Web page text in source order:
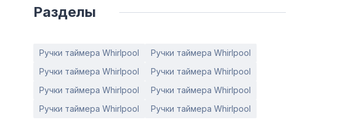
Разделы
Ручки таймера Whirlpool
Ручки таймера Whirlpool
Ручки таймера Whirlpool
Ручки таймера Whirlpool
Ручки таймера Whirlpool
Ручки таймера Whirlpool
Ручки таймера Whirlpool
Ручки таймера Whirlpool